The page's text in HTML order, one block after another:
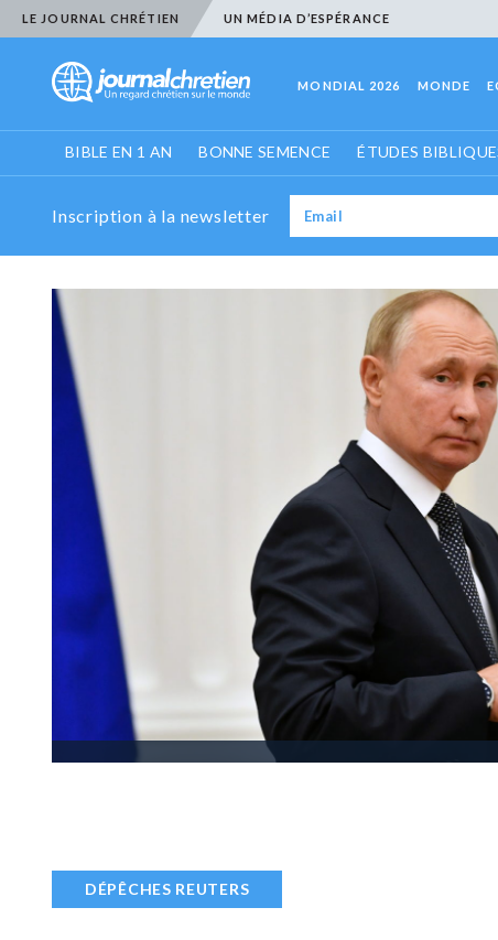
LE JOURNAL CHRÉTIEN UN MÉDIA D’ESPÉRANCE
MONDIAL 2026 MONDE
BIBLE EN 1 AN BONNE SEMENCE ÉTUDES
Inscription à la newsletter
DÉPÊCHES REUTERS